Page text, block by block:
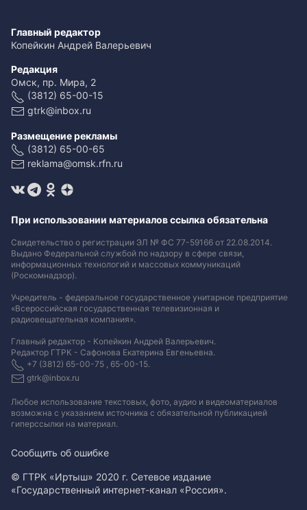
Главный редактор
Копейкин Андрей Валерьевич
Редакция
Омск, пр. Мира, 2
(3812) 65-00-15
gtrk@inbox.ru
Размещение рекламы
(3812) 65-00-65
reklama@omsk.rfn.ru
При использовании материалов ссылка обязательна
Свидетельство о регистрации ЭЛ № ФС 77-59166 от 22.08.2014.
Выдано Федеральной службой по надзору в сфере связи,
информационных технологий и массовых коммуникаций
(Роскомнадзор).
Учредитель - федеральное государственное унитарное предприятие
«Всероссийская государственная телевизионная и
радиовещательная компания».
Главный редактор - Копейкин Андрей Валерьевич.
Редактор ГТРК - Сафонова Екатерина Евгеньевна.
+7 (3812) 65-00-75 , 65-00-15.
gtrk@inbox.ru
Любое использование текстовых, фото, аудио и видеоматериалов
возможна с указанием источника с обязательной публикацией
гиперссылки на материал.
Сообщить об ошибке
© ГТРК «Иртыш» 2020 г. Сетевое издание
«Государственный интернет-канал «Россия».